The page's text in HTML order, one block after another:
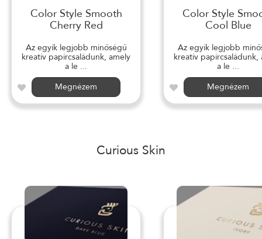
Color Style Smooth
Cherry Red
Az egyik legjobb minőségű
kreatív papírcsaládunk, amely
a le ...
Megnézem
Color Style
Cool Blue
Az egyik legjobb
kreatív papírcsaládunk,
a le ...
Megnézem
Curious Skin